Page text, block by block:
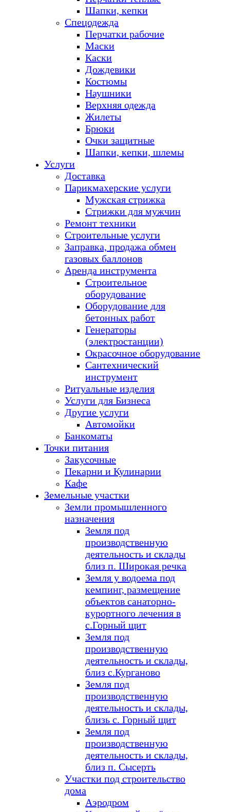
Шапки, кепки
Спецодежда
Перчатки рабочие
Маски
Каски
Дождевики
Костюмы
Наушники
Верхняя одежда
Жилеты
Брюки
Очки защитные
Шапки, кепки, шлемы
Услуги
Доставка
Парикмахерские услуги
Мужская стрижка
Стрижки для мужчин
Ремонт техники
Строительные услуги
Заправка, продажа обмен
газовых баллонов
Аренда инструмента
Строительное
оборудование
Оборудование для
бетонных работ
Генераторы
(электростанции)
Окрасочное оборудование
Сантехнический
инструмент
Ритуальные изделия
Услуги для Бизнеса
Другие услуги
Автомойки
Банкоматы
Точки питания
Закусочные
Пекарни и Кулинарии
Кафе
Земельные участки
Земли промышленного
назначения
Земля под
производственную
деятельность и склады
близ п. Широкая речка
Земля у водоема под
кемпинг, размещение
объектов санаторно-
курортного лечения в
с.Горный щит
Земля под
производственную
деятельность и склады,
близ с.Курганово
Земля под
производственную
деятельность и склады,
близь с. Горный щит
Земля под
производственную
деятельность и склады,
близ п. Сысерть
Участки под строительство
дома
Аэродром